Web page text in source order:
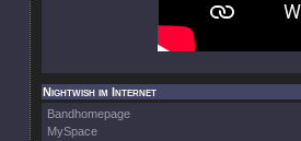
Nightwish im Internet
Bandhomepage
MySpace